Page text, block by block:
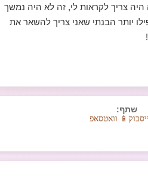
היה צריך לקראות לי, זה לא היה נמשך
יותר הבנתי שאני צריך להשאר את
שתף:
📱 וואטסאפ